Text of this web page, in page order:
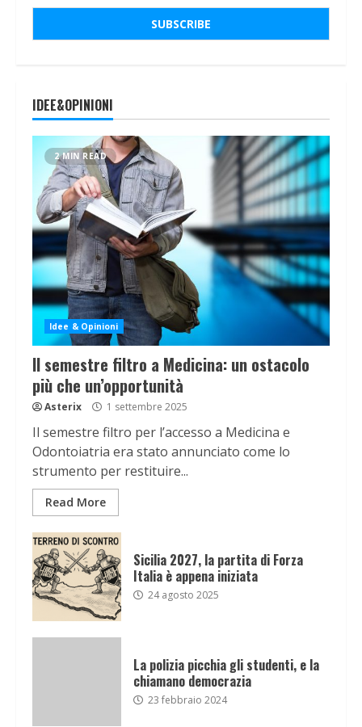
IDEE&OPINIONI
2 MIN READ
Idee & Opinioni
Il semestre filtro a Medicina: un ostacolo
più che un’opportunità
Asterix 1 settembre 2025
Il semestre filtro per l’accesso a Medicina e
Odontoiatria era stato annunciato come lo
strumento per restituire...
Read More
Sicilia 2027, la partita di Forza
Italia è appena iniziata
24 agosto 2025
La polizia picchia gli studenti, e la
chiamano democrazia
23 febbraio 2024